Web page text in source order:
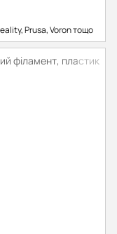
Prusa, Voron тощо